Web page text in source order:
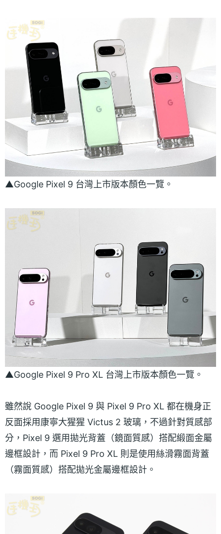
▲Google Pixel 9 台灣上市版本顏色一覽。
▲Google Pixel 9 Pro XL 台灣上市版本顏色一覽。
雖然說 Google Pixel 9 與 Pixel 9 Pro XL 都在機身正
反面採用康寧大猩猩 Victus 2 玻璃，不過針對質感部
分，Pixel 9 選用拋光背蓋（鏡面質感）搭配緞面金屬
邊框設計，而 Pixel 9 Pro XL 則是使用絲滑霧面背蓋
（霧面質感）搭配拋光金屬邊框設計。